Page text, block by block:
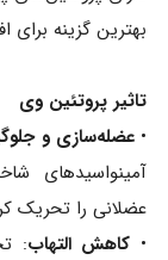
بهترین گزینه برای
تاثیر پروتئین وی
•عضله‌سازی و
عضلانی را تحریک
• کاهش التهاب: